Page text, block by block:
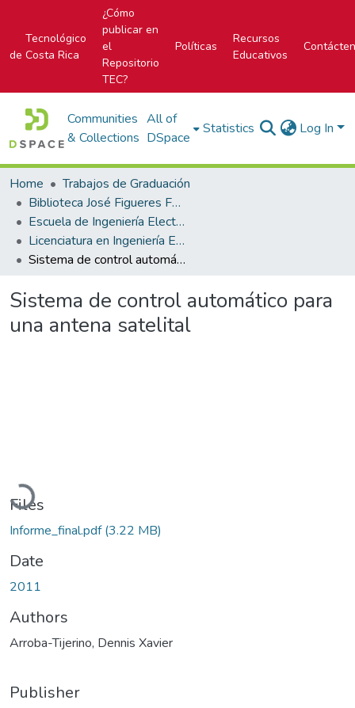
Tecnológico
de Costa Rica
¿Cómo
publicar en
el
Repositorio
TEC?
Políticas
Recursos
Educativos
Communities
& Collections
All of
DSpace
Statistics Log In
Home
Trabajos de Graduación
Biblioteca José Figueres Ferrer
Escuela de Ingeniería Electrónica
Licenciatura en Ingeniería Electrónica
Sistema de control automático para una antena satelital
Sistema de control automático para
una antena satelital
Loading...
Files
Informe_final.pdf(3.22 MB)
Date
2011
Authors
Arroba-Tijerino, Dennis Xavier
Publisher